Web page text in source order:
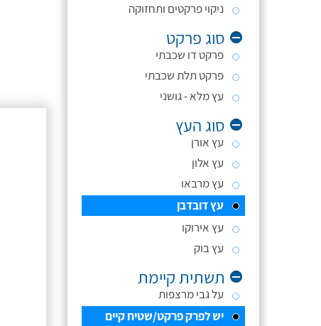
ניקוי פרקטים ותחזוקה
סוג פרקט
פרקט דו שכבתי
פרקט תלת שכבתי
עץ מלא - גושני
סוג העץ
עץ אורן
עץ אלון
עץ מרבאו
עץ דובדבן
עץ אירוקו
עץ בוק
תשתית קיימת
על גבי מרצפות
יש לפרק פרקט/שטיח קיים